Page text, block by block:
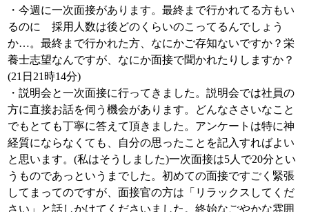
・今週に一次面接があります。最終まで行かれてる方もい
るのに 採用人数は後どのくらいのこってるんでしょう
か…。最終まで行かれた方、なにかご存知ないですか？栄
養士志望なんですが、なにか面接で聞かれたりしますか？
(21日21時14分)
・説明会と一次面接に行ってきました。説明会では社員の
方に直接お話を伺う機会があります。どんなささいなこと
でもとても丁寧に答えて頂きました。アンケートは特に神
経質にならなくても、自分の思ったことを記入すればよい
と思います。(私はそうしました)一次面接は5人で20分とい
うものであっというまでした。初めての面接ですごく緊張
してまってのですが、面接官の方は「リラックスしてくだ
さい」と話しかけてくださいました。終始なごやかな雰囲